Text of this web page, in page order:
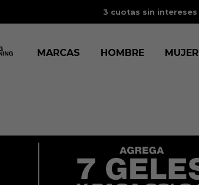
3 cuotas sin intereses
MARCAS HOMBRE MUJER